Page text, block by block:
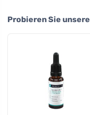
Probieren Sie